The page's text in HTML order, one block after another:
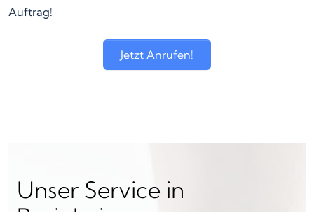
Auftrag!
Jetzt Anrufen!
Unser Service in